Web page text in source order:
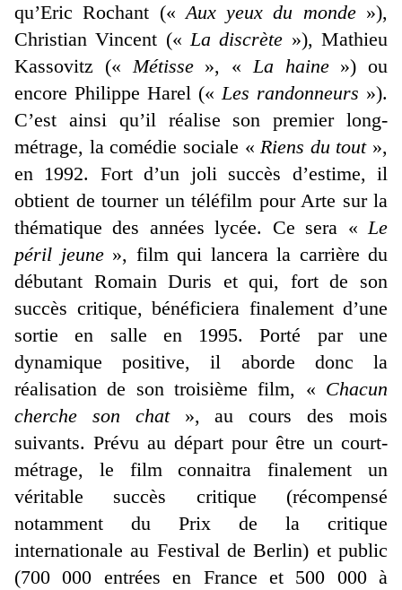
qu’Eric Rochant («Aux yeux du monde»),
Christian Vincent («La discrète »), Mathieu
Kassovitz («Métisse», «La haine») ou
encore Philippe Harel («Les randonneurs »).
C’est ainsi qu’il réalise son premier long-
métrage, la comédie sociale «Riens du tout»,
en 1992. Fort d’un joli succès d’estime, il
obtient de tourner un téléfilm pour Arte sur la
thématique des années lycée. Ce sera «Le
péril jeune», film qui lancera la carrière du
débutant Romain Duris et qui, fort de son
succès critique, bénéficiera finalement d’une
sortie en salle en 1995. Porté par une
dynamique positive, il aborde donc la
réalisation de son troisième film, « Chacun
cherche son chat», au cours des mois
suivants. Prévu au départ pour être un court-
métrage, le film connaitra finalement un
véritable succès critique (récompensé
notamment du Prix de la critique
internationale au Festival de Berlin) et public
(700 000 entrées en France et 500 000 à